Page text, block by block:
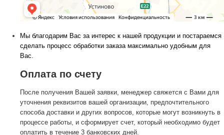
Мы благодарим Вас за интерес к нашей продукции и постараемся
сделать процесс обработки заказа максимально удобным для
Вас.
Оплата по счету
После получения Вашей заявки, менеджер свяжется с Вами для
уточнения реквизитов вашей организации, предпочтительного
способа доставки и других вопросов, которые могут возникнуть в
процессе работы, и сформирует счет, который необходимо будет
оплатить в течение 3 банковских дней.